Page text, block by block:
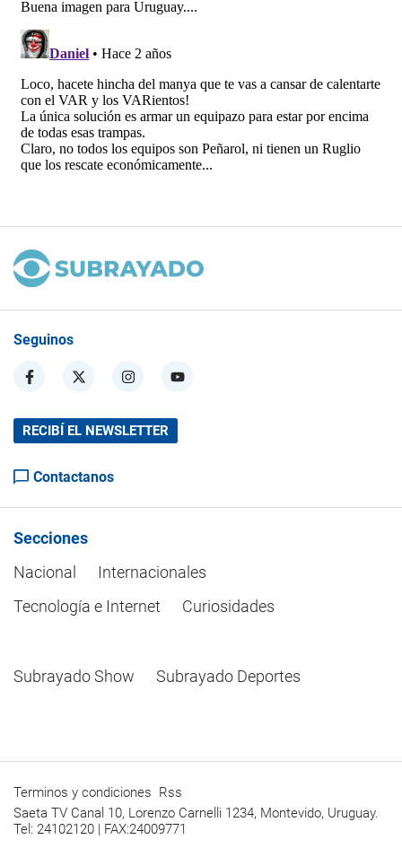
Seguinos
RECIBÍ EL NEWSLETTER
Contactanos
Secciones
Nacional
Internacionales
Tecnología e Internet
Curiosidades
Subrayado Show Subrayado Deportes
Terminos y condiciones Rss
Saeta TV Canal 10, Lorenzo Carnelli 1234, Montevido, Uruguay.
Tel: 24102120 | FAX:24009771